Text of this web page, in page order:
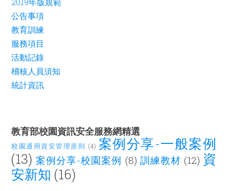
公告事項
教育訓練
服務項目
活動記錄
稽核人員須知
統計資訊
教育部校園資訊安全服務網精選
校園通用資安管理原則 (4) 案例分享-一般案例
(13) 案例分享-校園案例 (8) 訓練教材 (12) 資
安新知 (16)